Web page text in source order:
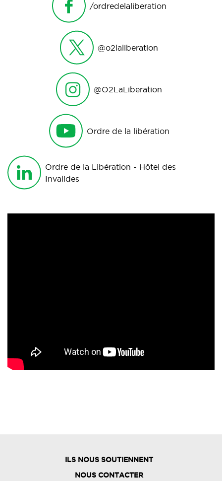
/ordredelaliberation
@o2laliberation
@O2LaLiberation
Ordre de la libération
Ordre de la Libération - Hôtel des
Invalides
ILS NOUS SOUTIENNENT
NOUS CONTACTER